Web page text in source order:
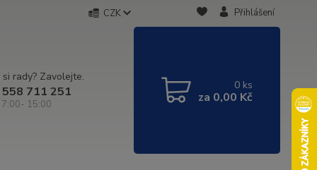
CZK Přihlášení
rady? Zavolejte.
711 251
7:00- 15:00
0 ks
za 0,00 Kč